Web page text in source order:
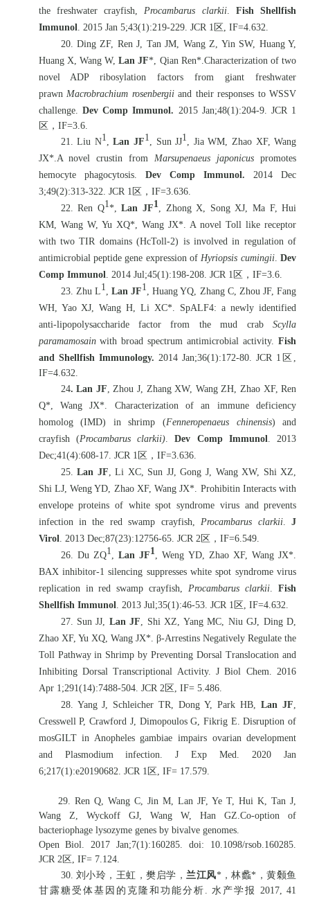
the freshwater crayfish,Procambarus clarkii. Fish Shellfish
Immunol. 2015 Jan 5;43(1):219-229. JCR 1 区 , IF=4.632.
20. Ding ZF, Ren J, Tan JM, Wang Z, Yin SW, Huang Y,
Huang X, Wang W,Lan JF*, Qian Ren*.Characterization of two
novel ADP ribosylation factors from giant freshwater
prawnMacrobrachium rosenbergiiand their responses to WSSV
challenge. Dev Comp Immunol. 2015 Jan;48(1):204-9. JCR 1
区， IF=3.6.
21. Liu N1,Lan JF1, Sun JJ1, Jia WM, Zhao XF, Wang
JX*.A novel crustin fromMarsupenaeus japonicus promotes
hemocyte phagocytosis. Dev Comp Immunol. 2014 Dec
3;49(2):313-322. JCR 1 区， IF=3.636.
22. Ren Q1*,Lan JF1, Zhong X, Song XJ, Ma F, Hui
KM, Wang W, Yu XQ*, Wang JX*. A novel Toll like receptor
with two TIR domains (HcToll-2) is involved in regulation of
antimicrobial peptide gene expression ofHyriopsis cumingii.Dev
Comp Immunol. 2014 Jul;45(1):198-208. JCR 1 区， IF=3.6.
23. Zhu L1, Lan JF1, Huang YQ, Zhang C, Zhou JF, Fang
WH, Yao XJ, Wang H, Li XC*. SpALF4: a newly identified
anti-lipopolysaccharide factor from the mud crabScylla
paramamosainwith broad spectrum antimicrobial activity.Fish
and Shellfish Immunology. 2014 Jan;36(1):172-80. JCR 1 区 ,
IF=4.632.
24. Lan JF, Zhou J, Zhang XW, Wang ZH, Zhao XF, Ren
Q*, Wang JX*. Characterization of an immune deficiency
homolog (IMD) in shrimp (Fenneropenaeus chinensis) and
crayfish (Procambarus clarkii).Dev Comp Immunol. 2013
Dec;41(4):608-17. JCR 1 区， IF=3.636.
25.Lan JF, Li XC, Sun JJ, Gong J, Wang XW, Shi XZ,
Shi LJ, Weng YD, Zhao XF, Wang JX*. Prohibitin Interacts with
envelope proteins of white spot syndrome virus and prevents
infection in the red swamp crayfish,Procambarus clarkii.J
Virol. 2013 Dec;87(23):12756-65. JCR 2区， IF=6.549.
26. Du ZQ1,Lan JF1, Weng YD, Zhao XF, Wang JX*.
BAX inhibitor-1 silencing suppresses white spot syndrome virus
replication in red swamp crayfish,Procambarus clarkii.Fish
Shellfish Immunol. 2013 Jul;35(1):46-53. JCR 1 区 , IF=4.632.
27. Sun JJ, Lan JF, Shi XZ, Yang MC, Niu GJ, Ding D,
Zhao XF, Yu XQ, Wang JX*. β-Arrestins Negatively Regulate the
Toll Pathway in Shrimp by Preventing Dorsal Translocation and
Inhibiting Dorsal Transcriptional Activity. J Biol Chem. 2016
Apr 1;291(14):7488-504. JCR 2区 , IF= 5.486.
28. Yang J, Schleicher TR, Dong Y, Park HB,Lan JF,
Cresswell P, Crawford J, Dimopoulos G, Fikrig E. Disruption of
mosGILT in Anopheles gambiae impairs ovarian development
and Plasmodium infection. J Exp Med. 2020 Jan
6;217(1):e20190682. JCR 1 区 , IF= 17.579.
29. Ren Q, Wang C, Jin M, Lan JF, Ye T, Hui K, Tan J,
Wang Z, Wyckoff GJ, Wang W, Han GZ.Co-option of
bacteriophage lysozyme genes by bivalve genomes.
Open Biol. 2017 Jan;7(1):160285. doi: 10.1098/rsob.160285.
JCR 2区, IF= 7.124.
30.刘小玲，王虹，樊启学，兰江风*，林蠡* ，黄颡鱼
甘露糖受体基因的克隆和功能分析 .水产学报 2017, 41